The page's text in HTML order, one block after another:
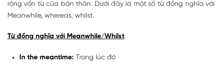
rộng vốn từ của bản thân. Dưới đây là một số từ đồng nghĩa với
Meanwhile, whereas, whilst.
Từ đồng nghĩa với Meanwhile/Whilst
In the meantime: Trong lúc đó